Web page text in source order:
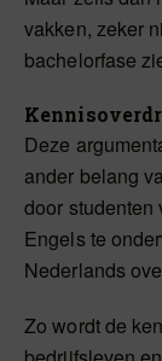
vakken, zeker
bachelorfase
Deze
ander belang
door studenten
Engels te
Nederlands
Zo wordt de